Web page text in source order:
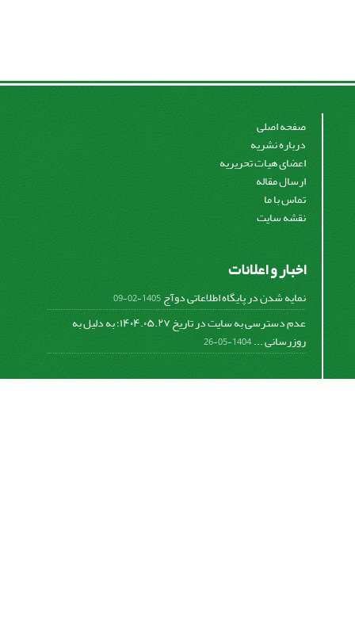
صفحه اصلی
درباره نشریه
اعضای هیات تحریریه
ارسال مقاله
تماس با ما
نقشه سایت
اخبار و اعلانات
نمایه شدن در پایگاه اطلاعاتی دوآج1405-02-09
عدم دسترسی به سایت در تاریخ ۱۴۰۴.۰۵.۲۷؛ به دلیل به
روزرسانی ...1404-05-26